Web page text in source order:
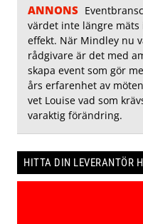
ANNONS
värdet inte längre
effekt. När Mindley nu
rådgivare är det med
skapa event som gör
års erfarenhet av
vet Louise vad som
varaktig förändring.
HITTA DIN LEVERANTÖR